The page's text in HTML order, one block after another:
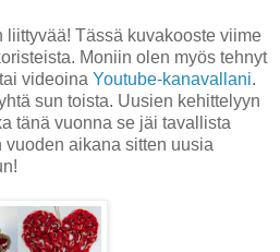
liittyvää! Tässä kuvakooste viime
Moniin olen myös tehnyt
videoina Youtube-kanavallani.
sun toista. Uusien kehittelyyn
tänä vuonna se jäi tavallista
aikana sitten uusia